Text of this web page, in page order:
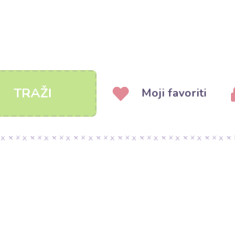
TRAŽI Moji favoriti